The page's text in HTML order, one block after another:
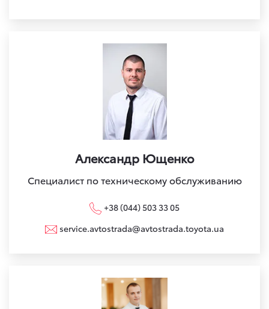
Александр Ющенко
Специалист по техническому обслуживанию
+38 (044) 503 33 05
service.avtostrada@avtostrada.toyota.ua